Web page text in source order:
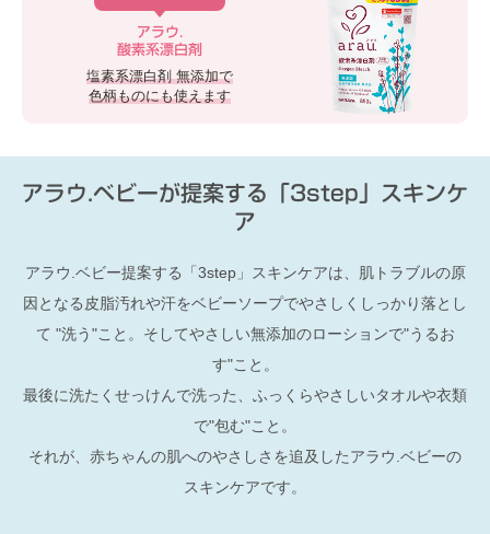
アラウ.
酸素系漂白剤
塩素系漂白剤 無添加で
色柄ものにも使えます
アラウ.ベビーが提案する「3step」スキンケ
ア
アラウ.ベビー提案する「3step」スキンケアは、肌トラブルの原
因となる皮脂汚れや汗をベビーソープでやさしくしっかり落とし
て "洗う"こと。そしてやさしい無添加のローションで"うるお
す"こと。
最後に洗たくせっけんで洗った、ふっくらやさしいタオルや衣類
で"包む"こと。
それが、赤ちゃんの肌へのやさしさを追及したアラウ.ベビーの
スキンケアです。